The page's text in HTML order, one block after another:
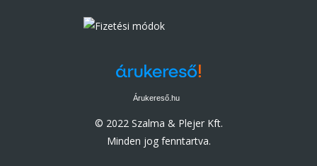
Árukereső.hu
© 2022 Szalma & Plejer Kft.
Minden jog fenntartva.